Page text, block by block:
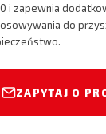
i zapewnia
do
ZAPYTAJ O